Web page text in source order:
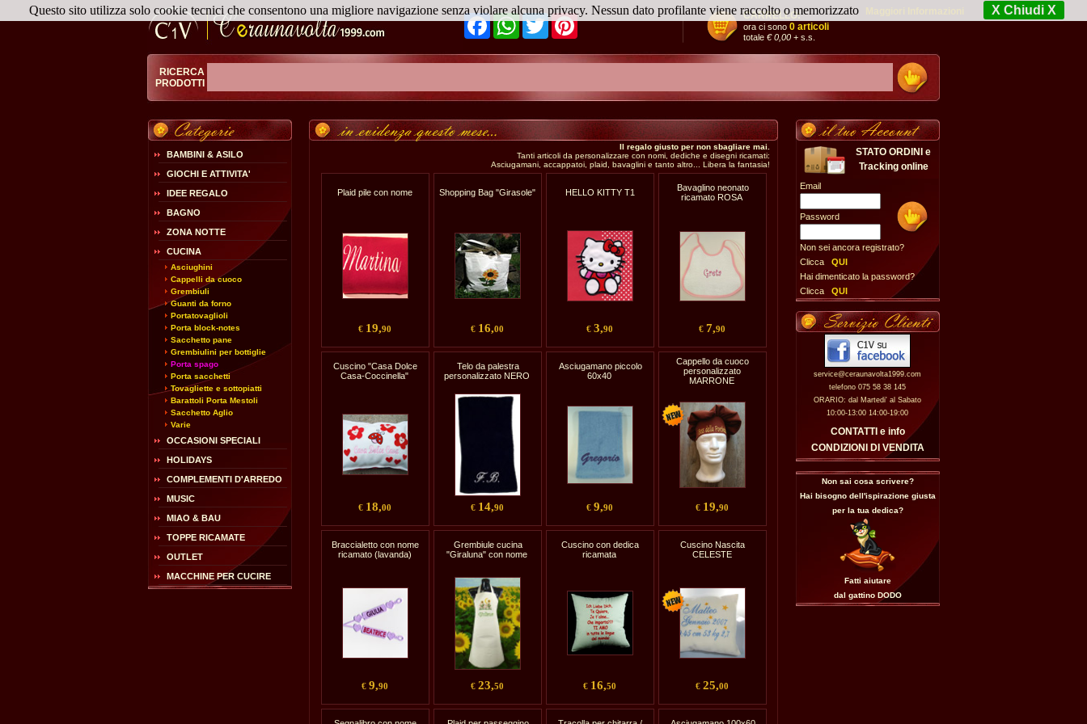
FacebookWhatsApp
TwitterPinterest CARRELLO:
ora ci sono 0 articoli
totale € 0,00 + s.s.
RICERCA
PRODOTTI
BAMBINI & ASILO
GIOCHI E ATTIVITA'
IDEE REGALO
BAGNO
ZONA NOTTE
CUCINA
Asciughini
Cappelli da cuoco
Grembiuli
Guanti da forno
Portatovaglioli
Porta block-notes
Sacchetto pane
Grembiulini per bottiglie
Porta spago
Porta sacchetti
Tovagliette e sottopiatti
Barattoli Porta Mestoli
Sacchetto Aglio
Varie
OCCASIONI SPECIALI
HOLIDAYS
COMPLEMENTI D'ARREDO
MUSIC
MIAO & BAU
TOPPE RICAMATE
OUTLET
MACCHINE PER CUCIRE
Il regalo giusto per non sbagliare mai.
Tanti articoli da personalizzare con nomi, dediche e disegni ricamati:
Asciugamani, accappatoi, plaid, bavaglini e tanto altro... Libera la fantasia!
Plaid pile con nome
€ 19,90
Shopping Bag "Girasole"
€ 16,00
HELLO KITTY T1
€ 3,90
Bavaglino neonato
ricamato ROSA
€ 7,90
Cuscino "Casa Dolce
Casa-Coccinella"
€ 18,00
Telo da palestra
personalizzato NERO
€ 14,90
Asciugamano piccolo
60x40
€ 9,90
Cappello da cuoco
personalizzato
MARRONE
€ 19,90
Braccialetto con nome
ricamato (lavanda)
€ 9,90
Grembiule cucina
"Giraluna" con nome
€ 23,50
Cuscino con dedica
ricamata
€ 16,50
Cuscino Nascita
CELESTE
€ 25,00
STATO ORDINI e
Tracking online
Email
Password
Non sei ancora registrato?
Clicca
QUI
Hai dimenticato la password?
Clicca
QUI
service@ceraunavolta1999.com
telefono 075 58 38 145
ORARIO: dal Martedi' al Sabato
10:00-13:00 14:00-19:00
CONTATTI e info
CONDIZIONI DI VENDITA
Non sai cosa scrivere?
Hai bisogno dell'ispirazione giusta
per la tua dedica?
Fatti aiutare
dal gattino DODO
Questo sito utilizza solo cookie tecnici che consentono una migliore navigazione senza violare alcuna privacy. Nessun dato profilante viene raccolto o memorizzato X Chiudi X